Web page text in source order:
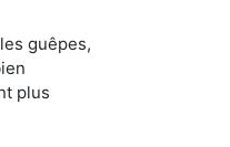
guêpes,
plus